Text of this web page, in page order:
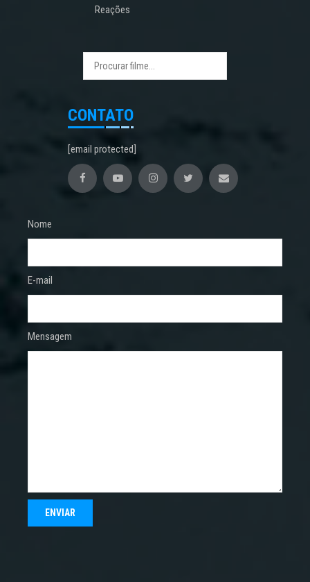
Reações
CONTATO
[email protected]
Nome
E-mail
Mensagem